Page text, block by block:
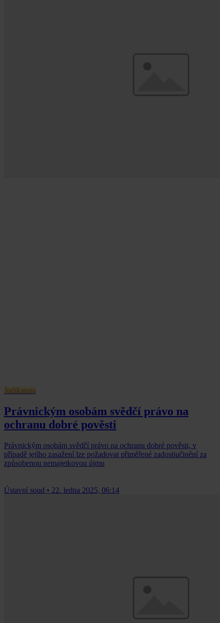
Judikatura
Právnickým osobám svědčí právo na
ochranu dobré pověsti
Právnickým osobám svědčí právo na ochranu dobré pověsti, v
případě jejího zasažení lze požadovat přiměřené zadostiučinění za
způsobenou nemajetkovou újmu
Ústavní soud • 22. ledna 2025, 06:14